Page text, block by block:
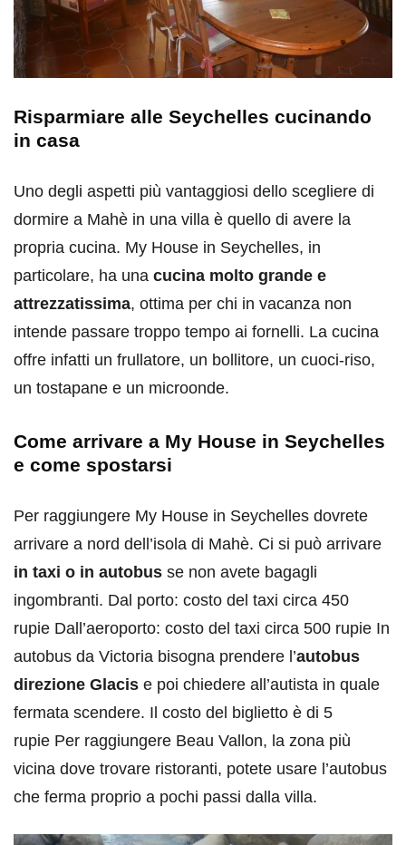
Risparmiare alle Seychelles cucinando
in casa
Uno degli aspetti più vantaggiosi dello scegliere di
dormire a Mahè in una villa è quello di avere la
propria cucina. My House in Seychelles, in
particolare, ha una cucina molto grande e
attrezzatissima, ottima per chi in vacanza non
intende passare troppo tempo ai fornelli. La cucina
offre infatti un frullatore, un bollitore, un cuoci-riso,
un tostapane e un microonde.
Come arrivare a My House in Seychelles
e come spostarsi
Per raggiungere My House in Seychelles dovrete
arrivare a nord dell’isola di Mahè. Ci si può arrivare
in taxi o in autobus se non avete bagagli
ingombranti. Dal porto: costo del taxi circa 450
rupie Dall’aeroporto: costo del taxi circa 500 rupie In
autobus da Victoria bisogna prendere l’autobus
direzione Glacis e poi chiedere all’autista in quale
fermata scendere. Il costo del biglietto è di 5
rupie Per raggiungere Beau Vallon, la zona più
vicina dove trovare ristoranti, potete usare l’autobus
che ferma proprio a pochi passi dalla villa.